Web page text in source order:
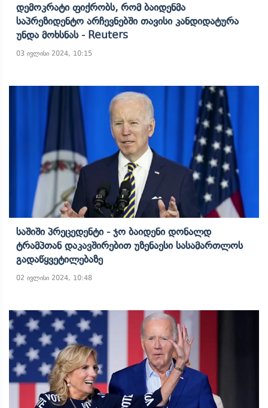
Დემოკრატი Ფიქრობს, Რომ Ბაიდენმა
Საპრეზიდენტო Არჩევნებში Თავისი Კანდიდატურა
Უნდა Მოხსნას - Reuters
03 ივლისი 2024, 10:15
Საშიში Პრეცედენტი - Ჯო Ბაიდენი Დონალდ
Ტრამპთან Დაკავშირებით Უზენაესი Სასამართლოს
Გადაწყვეტილებაზე
02 ივლისი 2024, 10:48